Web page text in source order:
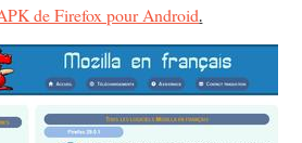
de Firefox pour Android.